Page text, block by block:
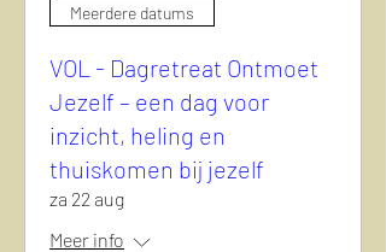
Meerdere datums
VOL - Dagretreat Ontmoet
Jezelf – een dag voor
inzicht, heling en
thuiskomen bij jezelf
za 22 aug
Meer info